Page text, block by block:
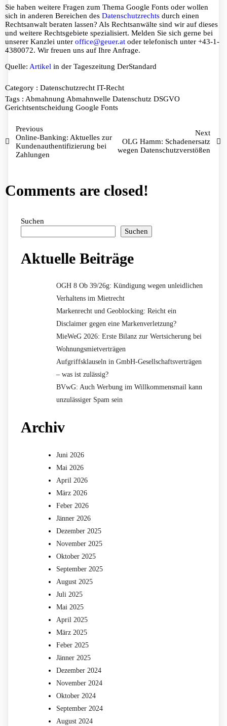
Sie haben weitere Fragen zum Thema Google Fonts oder wollen
sich in anderen Bereichen des Datenschutzrechts durch einen
Rechtsanwalt beraten lassen? Als Rechtsanwälte sind wir auf dieses
und weitere Rechtsgebiete spezialisiert. Melden Sie sich gerne bei
unserer Kanzlei unter office@geuer.at oder telefonisch unter +43-1-
4380072. Wir freuen uns auf Ihre Anfrage.
Quelle: Artikel in der Tageszeitung DerStandard
Category : Datenschutzrecht IT-Recht
Tags : Abmahnung Abmahnwelle Datenschutz DSGVO
Gerichtsentscheidung Google Fonts
Previous
Online-Banking: Aktuelles zur
Kundenauthentifizierung bei
Zahlungen
Next
OLG Hamm: Schadenersatz
wegen Datenschutzverstößen
Comments are closed!
Suchen
Suchen
Aktuelle Beiträge
OGH 8 Ob 39/26g: Kündigung wegen unleidlichen
Verhaltens im Mietrecht
Markenrecht und Geoblocking: Reicht ein
Disclaimer gegen eine Markenverletzung?
MieWeG 2026: Erste Bilanz zur Wertsicherung bei
Wohnungsmietverträgen
Aufgriffsklauseln in GmbH-Gesellschaftsverträgen
– was ist zulässig?
BVwG: Auch Werbung im Willkommensmail kann
unzulässiger Spam sein
Archiv
Juni 2026
Mai 2026
April 2026
März 2026
Feber 2026
Jänner 2026
Dezember 2025
November 2025
Oktober 2025
September 2025
August 2025
Juli 2025
Mai 2025
April 2025
März 2025
Feber 2025
Jänner 2025
Dezember 2024
November 2024
Oktober 2024
September 2024
August 2024